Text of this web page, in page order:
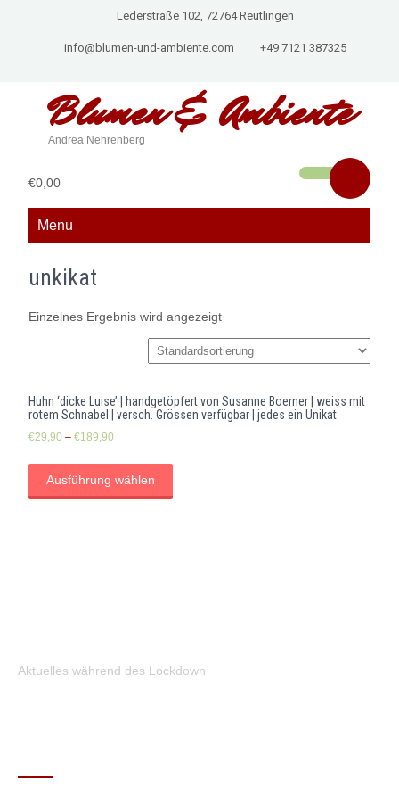
Lederstraße 102, 72764 Reutlingen
info@blumen-und-ambiente.com +49 7121 387325
Blumen &Ambiente
Andrea Nehrenberg
€0,00
Menu
unkikat
Einzelnes Ergebnis wird angezeigt
Huhn ‘dicke Luise’ | handgetöpfert von Susanne Boerner | weiss mit
rotem Schnabel | versch. Grössen verfügbar | jedes ein Unikat
€29,90 – €189,90
Ausführung wählen
Aktuelles während des Lockdown